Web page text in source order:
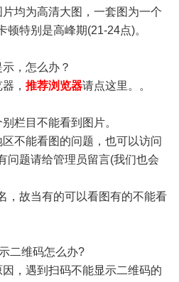
均为高清大图，一套图为一个
特别是高峰期(21-24点)。
，怎么办？
， 推荐浏览器请点这里。。
栏目不能看到图片。
不能看图的问题，也可以访问
问题请给管理员留言(我们也会
故当有的可以看图有的不能看
二维码怎么办?
，遇到扫码不能显示二维码的